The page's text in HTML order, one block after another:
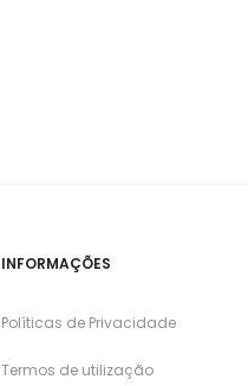
INFORMAÇÕES
Políticas de Privacidade
Termos de utilização